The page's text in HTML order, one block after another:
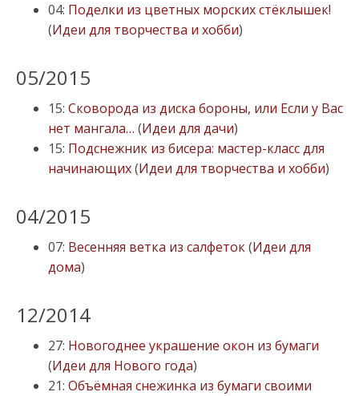
04: Поделки из цветных морских стёклышек!
(Идеи для творчества и хобби)
05/2015
15: Сковорода из диска бороны, или Если у Вас
нет мангала… (Идеи для дачи)
15: Подснежник из бисера: мастер-класс для
начинающих(Идеи для творчества и хобби)
04/2015
07: Весенняя ветка из салфеток(Идеи для
дома)
12/2014
27: Новогоднее украшение окон из бумаги
(Идеи для Нового года)
21: Объёмная снежинка из бумаги своими